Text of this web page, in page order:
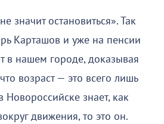
значит остановиться». Так
Карташов и уже на пенсии
в нашем городе, доказывая
возраст — это всего лишь
Новороссийске знает, как
движения, то это он.